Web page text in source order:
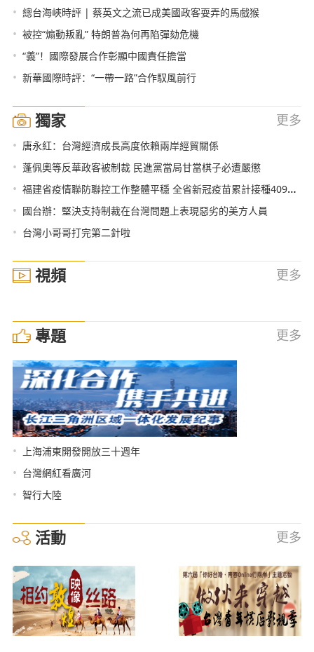
• 總台海峽時評 | 蔡英文之流已成美國政客耍弄的馬戲猴
• 被控“煽動叛亂” 特朗普為何再陷彈劾危機
• “義”！國際發展合作彰顯中國責任擔當
• 新華國際時評：“一帶一路”合作馭風前行
獨家 更多
• 唐永紅：台灣經濟成長高度依賴兩岸經貿關係
• 蓬佩奧等反華政客被制裁 民進黨當局甘當棋子必遭嚴懲
• 福建省疫情聯防聯控工作整體平穩 全省新冠疫苗累計接種409190人次
• 國台辦：堅決支持制裁在台灣問題上表現惡劣的美方人員
• 台灣小哥哥打完第二針啦
視頻 更多
專題 更多
• 上海浦東開發開放三十週年
• 台灣網紅看廣河
• 智行大陸
活動 更多